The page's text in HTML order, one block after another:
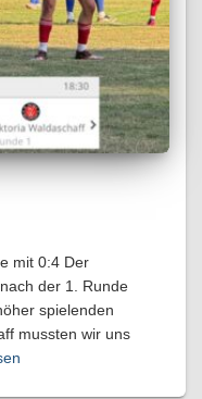
mit 0:4​ Der
der 1. Runde
spielenden
mussten wir uns